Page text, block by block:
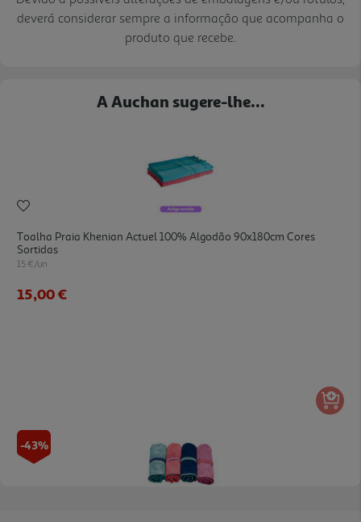
deverá considerar sempre a informação que acompanha o
produto que recebe.
A Auchan sugere-lhe...
Toalha Praia Khenian Actuel 100% Algodão 90x180cm Cores
Sortidas
15 €/un
15,00 €
-43%